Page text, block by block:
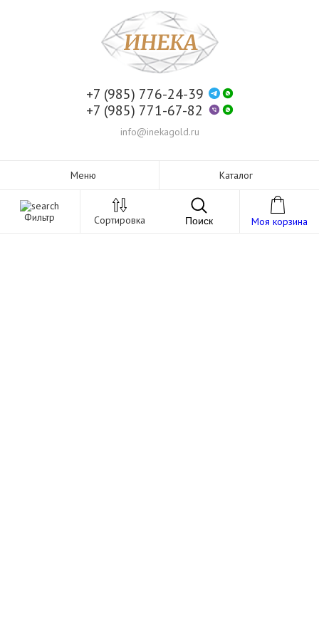
+7 (985) 776-24-39
+7 (985) 771-67-82
info@inekagold.ru
Меню Каталог
Фильтр Сортировка Поиск Моя корзина